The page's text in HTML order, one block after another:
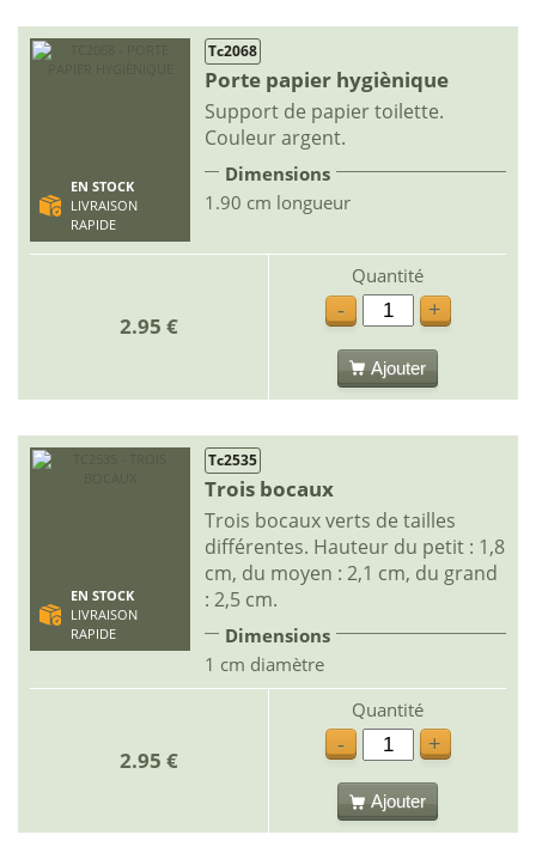
EN STOCK
LIVRAISON
RAPIDE
Tc2068
Porte papier hygiènique
Support de papier toilette.
Couleur argent.
Dimensions
1.90 cm longueur
2.95 €
Quantité
-
+
Ajouter
EN STOCK
LIVRAISON
RAPIDE
Tc2535
Trois bocaux
Trois bocaux verts de tailles
différentes. Hauteur du petit : 1,8
cm, du moyen : 2,1 cm, du grand
: 2,5 cm.
Dimensions
1 cm diamètre
2.95 €
Quantité
-
+
Ajouter